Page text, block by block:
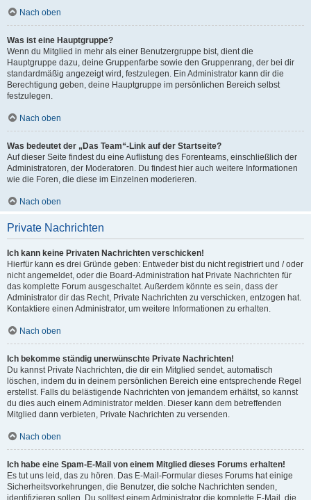
Nach oben
Was ist eine Hauptgruppe?
Wenn du Mitglied in mehr als einer Benutzergruppe bist, dient die
Hauptgruppe dazu, deine Gruppenfarbe sowie den Gruppenrang, der bei dir
standardmäßig angezeigt wird, festzulegen. Ein Administrator kann dir die
Berechtigung geben, deine Hauptgruppe im persönlichen Bereich selbst
festzulegen.
Nach oben
Was bedeutet der „Das Team“-Link auf der Startseite?
Auf dieser Seite findest du eine Auflistung des Forenteams, einschließlich der
Administratoren, der Moderatoren. Du findest hier auch weitere Informationen
wie die Foren, die diese im Einzelnen moderieren.
Nach oben
Private Nachrichten
Ich kann keine Privaten Nachrichten verschicken!
Hierfür kann es drei Gründe geben: Entweder bist du nicht registriert und / oder
nicht angemeldet, oder die Board-Administration hat Private Nachrichten für
das komplette Forum ausgeschaltet. Außerdem könnte es sein, dass der
Administrator dir das Recht, Private Nachrichten zu verschicken, entzogen hat.
Kontaktiere einen Administrator, um weitere Informationen zu erhalten.
Nach oben
Ich bekomme ständig unerwünschte Private Nachrichten!
Du kannst Private Nachrichten, die dir ein Mitglied sendet, automatisch
löschen, indem du in deinem persönlichen Bereich eine entsprechende Regel
erstellst. Falls du belästigende Nachrichten von jemandem erhältst, so kannst
du dies auch einem Administrator melden. Dieser kann dem betreffenden
Mitglied dann verbieten, Private Nachrichten zu versenden.
Nach oben
Ich habe eine Spam-E-Mail von einem Mitglied dieses Forums erhalten!
Es tut uns leid, das zu hören. Das E-Mail-Formular dieses Forums hat einige
Sicherheitsvorkehrungen, die Benutzer, die solche Nachrichten senden,